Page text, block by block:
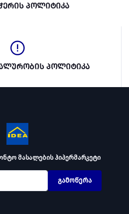
პოლიტიკა
პოლიტიკა
მასალების ჰიპერმარკეტი
გამოწერა